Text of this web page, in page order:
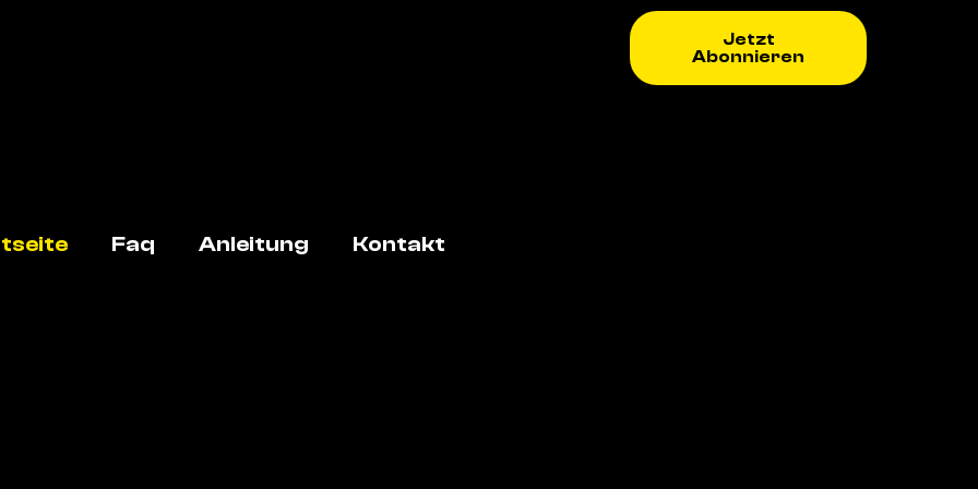
Faq Anleitung Kontakt
Jetzt
Abonnieren